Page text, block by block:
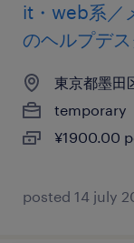
it・web系／
のヘルプデ
東京都墨田
temporary
¥1900.00
posted 14 july